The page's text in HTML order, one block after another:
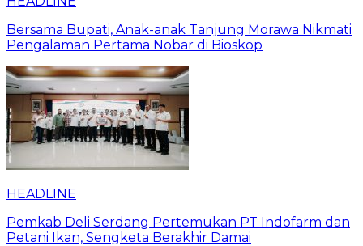
Bersama Bupati, Anak-anak Tanjung Morawa Nikmati
Pengalaman Pertama Nobar di Bioskop
HEADLINE
Pemkab Deli Serdang Pertemukan PT Indofarm dan
Petani Ikan, Sengketa Berakhir Damai